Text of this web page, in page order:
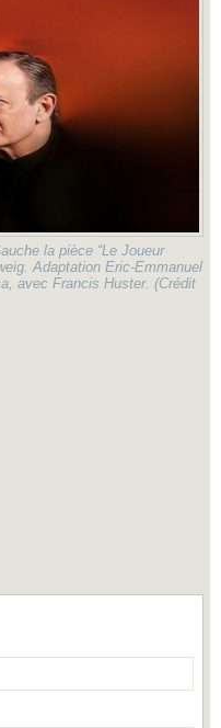
la pièce “Le Joueur
Adaptation Eric-Emmanuel
avec Francis Huster. (Crédit